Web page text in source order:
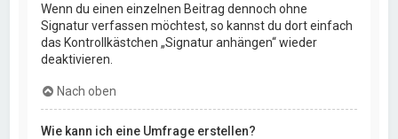
Wenn du einen einzelnen Beitrag dennoch ohne
Signatur verfassen möchtest, so kannst du dort einfach
das Kontrollkästchen „Signatur anhängen“ wieder
deaktivieren.
Nach oben
Wie kann ich eine Umfrage erstellen?